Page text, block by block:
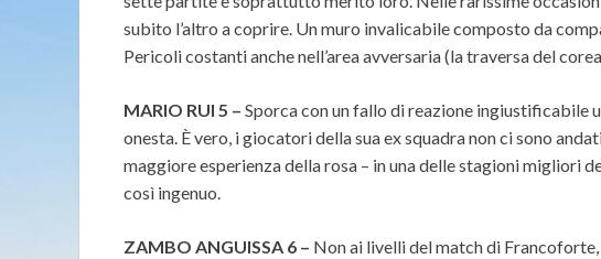
subito l’altro a coprire. Un muro invalicabile composto da
Pericoli costanti anche nell’area avversaria (la traversa del
MARIO RUI 5 – Sporca con un fallo di reazione ingiustificabile
onesta. È vero, i giocatori della sua ex squadra non ci sono
maggiore esperienza della rosa – in una delle stagioni migliori
così ingenuo.
ZAMBO ANGUISSA 6 – Non ai livelli del match di